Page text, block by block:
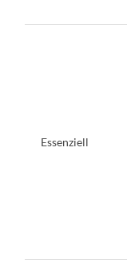
Essenziell